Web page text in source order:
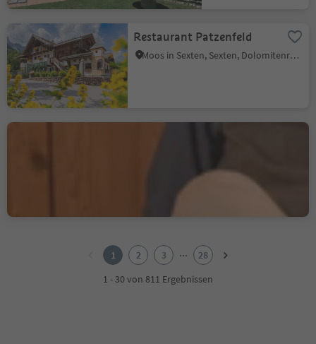
Restaurant Patzenfeld
Moos in Sexten, Sexten, Dolomitenregion 3 Zinnen
Hotel & Südtiroler
Kiens, Dolomitenregion Kronplatz
Nachhaltigkeitslabel Level 2
1 2 3 ...
28
1 - 30 von 811 Ergebnissen